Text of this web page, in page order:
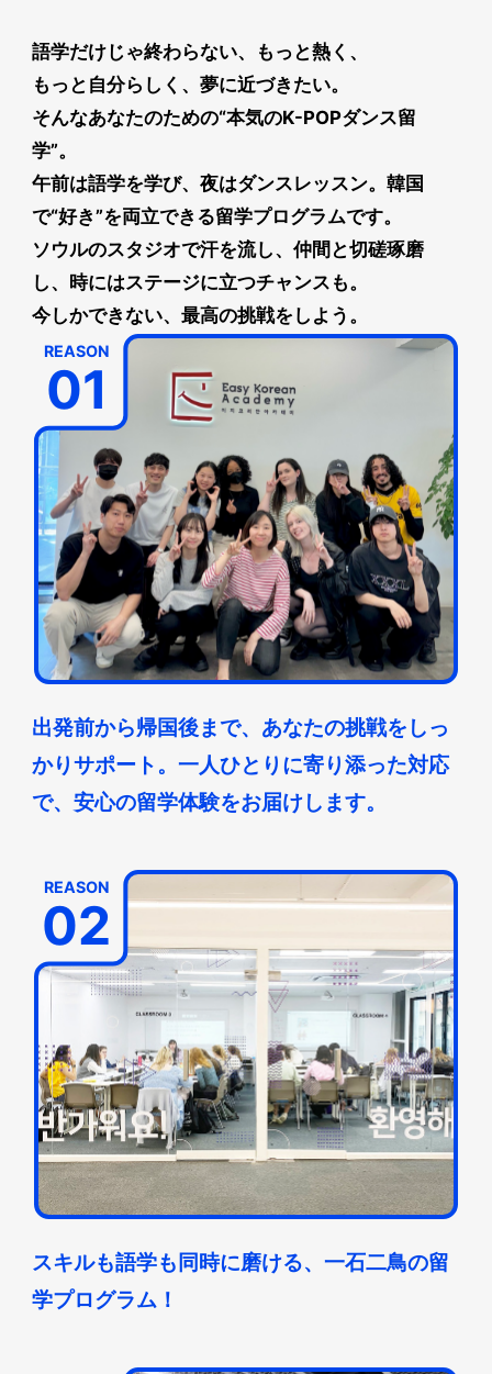
語学だけじゃ終わらない、もっと熱く、
もっと自分らしく、夢に近づきたい。
そんなあなたのための“本気のK-POPダンス留
学”。
午前は語学を学び、夜はダンスレッスン。韓国
で“好き”を両立できる留学プログラムです。
ソウルのスタジオで汗を流し、仲間と切磋琢磨
し、時にはステージに立つチャンスも。
今しかできない、最高の挑戦をしよう。
REASON
01
出発前から帰国後まで、あなたの挑戦をしっ
かりサポート。一人ひとりに寄り添った対応
で、安心の留学体験をお届けします。
REASON
02
スキルも語学も同時に磨ける、一石二鳥の留
学プログラム！